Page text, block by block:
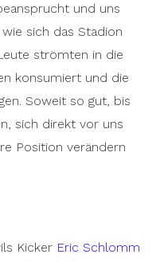
und uns
sich das Stadion
strömten in die
konsumiert und die
Soweit so gut, bis
sich direkt vor uns
Position verändern
Kicker Eric Schlomm